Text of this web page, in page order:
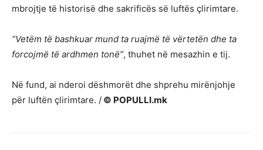
mbrojtje të historisë dhe sakrificës së luftës çlirimtare.
“Vetëm të bashkuar mund ta ruajmë të vërtetën dhe ta
forcojmë të ardhmen tonë”, thuhet në mesazhin e tij.
Në fund, ai nderoi dëshmorët dhe shprehu mirënjohje
për luftën çlirimtare. / © POPULLI.mk